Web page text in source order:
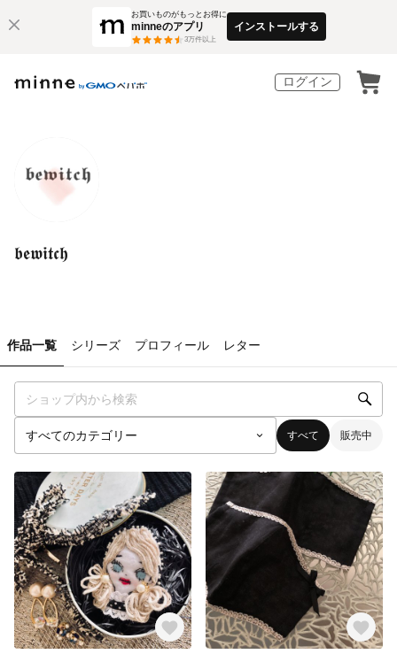
お買いものがもっとお得に
minneのアプリ
3万件以上
インストールする
ログイン
𝖇𝖊𝖜𝖎𝖙𝖈𝖍
作品一覧 シリーズ プロフィール レター
すべて 販売中